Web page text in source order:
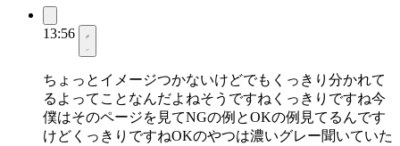
13:56
ちょっとイメージつかないけどでもくっきり分かれて
るよってことなんだよねそうですねくっきりですね今
僕はそのページを見てNGの例とOKの例見てるんです
けどくっきりですねOKのやつは濃いグレー聞いていた